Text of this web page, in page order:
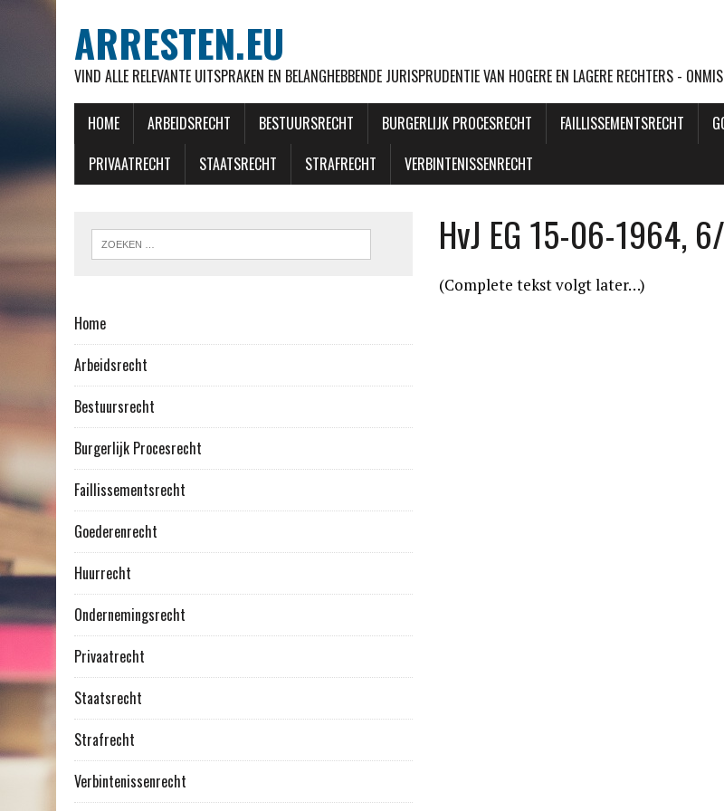
ARRESTEN.EU
VIND ALLE RELEVANTE UITSPRAKEN EN BELANGHEBBENDE JURISPRUDENTIE VAN HOGERE EN LAGERE RECHTERS -
HOME ARBEIDSRECHT BESTUURSRECHT BURGERLIJK PROCESRECHT FAILLISSEMENTSRECHT
PRIVAATRECHT
STAATSRECHT STRAFRECHT VERBINTENISSENRECHT
HvJ EG 15-06-1964,
(Complete tekst volgt later…)
Home
Arbeidsrecht
Bestuursrecht
Burgerlijk Procesrecht
Faillissementsrecht
Goederenrecht
Huurrecht
Ondernemingsrecht
Privaatrecht
Staatsrecht
Strafrecht
Verbintenissenrecht